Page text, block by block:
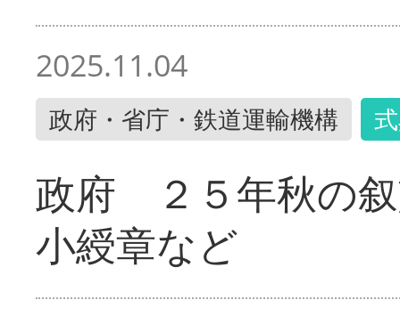
2025.11.04
政府・省庁・鉄道運輸機構
政府 ２５年秋の
小綬章など